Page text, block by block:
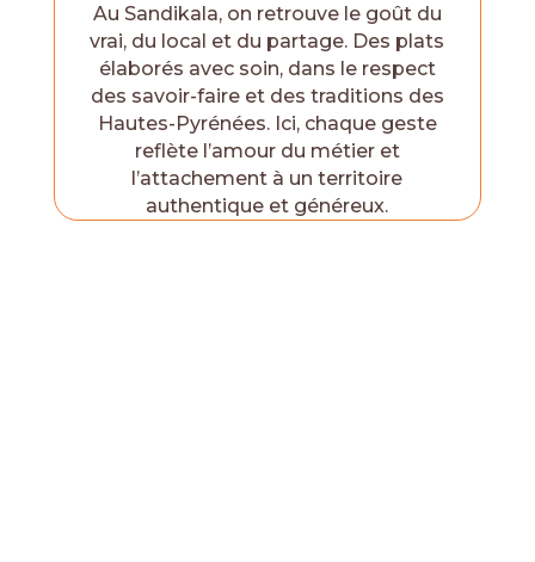
Au Sandikala, on retrouve le goût du
vrai, du local et du partage. Des plats
élaborés avec soin, dans le respect
des savoir-faire et des traditions des
Hautes-Pyrénées. Ici, chaque geste
reflète l’amour du métier et
l’attachement à un territoire
authentique et généreux.